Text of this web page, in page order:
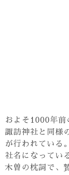
およそ1000年前
諏訪神社と同様
が行われている。
社名になってい
木曽の枕詞で、